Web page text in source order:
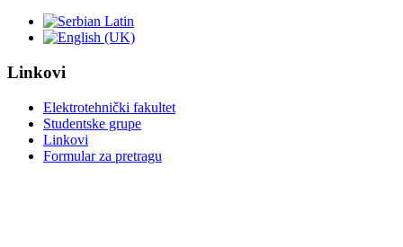
Linkovi
Elektrotehnički fakultet
Studentske grupe
Linkovi
Formular za pretragu